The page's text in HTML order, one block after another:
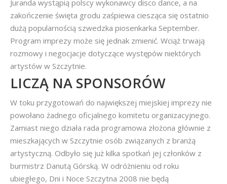
Juranda wystąpią polscy wykonawcy disco dance, a na
zakończenie święta grodu zaśpiewa ciesząca się ostatnio
dużą popularnością szwedzka piosenkarka September.
Program imprezy może się jednak zmienić. Wciąż trwają
rozmowy i negocjacje dotyczące występów niektórych
artystów w Szczytnie.
LICZĄ NA SPONSORÓW
W toku przygotowań do największej miejskiej imprezy nie
powołano żadnego oficjalnego komitetu organizacyjnego.
Zamiast niego działa rada programowa złożona głównie z
mieszkających w Szczytnie osób związanych z branżą
artystyczną. Odbyło się już kilka spotkań jej członków z
burmistrz Danutą Górską. W odróżnieniu od roku
ubiegłego, Dni i Noce Szczytna 2008 nie będą